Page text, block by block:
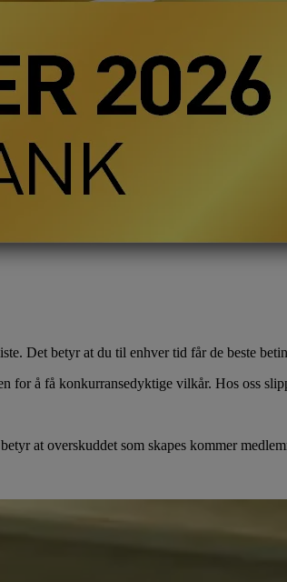
Det betyr at du til enhver tid får de beste
for å få konkurransedyktige vilkår. Hos oss
at overskuddet som skapes kommer